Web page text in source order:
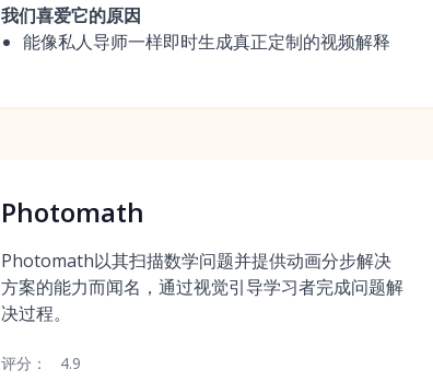
我们喜爱它的原因
能像私人导师一样即时生成真正定制的视频解释
Photomath
Photomath以其扫描数学问题并提供动画分步解决
方案的能力而闻名，通过视觉引导学习者完成问题解
决过程。
评分： 4.9